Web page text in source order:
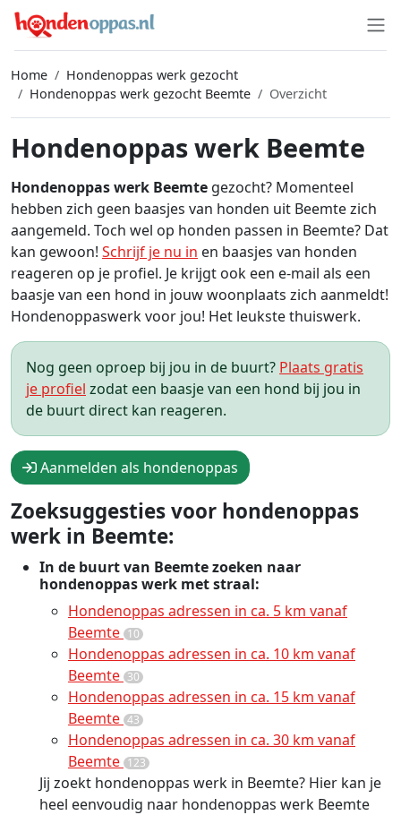
Home
Hondenoppas werk gezocht
Hondenoppas werk gezocht Beemte
Overzicht
Hondenoppas werk Beemte
Hondenoppas werk Beemte gezocht? Momenteel
hebben zich geen baasjes van honden uit Beemte zich
aangemeld. Toch wel op honden passen in Beemte? Dat
kan gewoon! Schrijf je nu in en baasjes van honden
reageren op je profiel. Je krijgt ook een e-mail als een
baasje van een hond in jouw woonplaats zich aanmeldt!
Hondenoppaswerk voor jou! Het leukste thuiswerk.
Nog geen oproep bij jou in de buurt? Plaats gratis
je profiel zodat een baasje van een hond bij jou in
de buurt direct kan reageren.
Aanmelden als hondenoppas
Zoeksuggesties voor hondenoppas
werk in Beemte:
In de buurt van Beemte zoeken naar
hondenoppas werk met straal:
Hondenoppas adressen in ca. 5 km vanaf
Beemte 10
Hondenoppas adressen in ca. 10 km vanaf
Beemte 30
Hondenoppas adressen in ca. 15 km vanaf
Beemte 43
Hondenoppas adressen in ca. 30 km vanaf
Beemte 123
Jij zoekt hondenoppas werk in Beemte? Hier kan je
heel eenvoudig naar hondenoppas werk Beemte